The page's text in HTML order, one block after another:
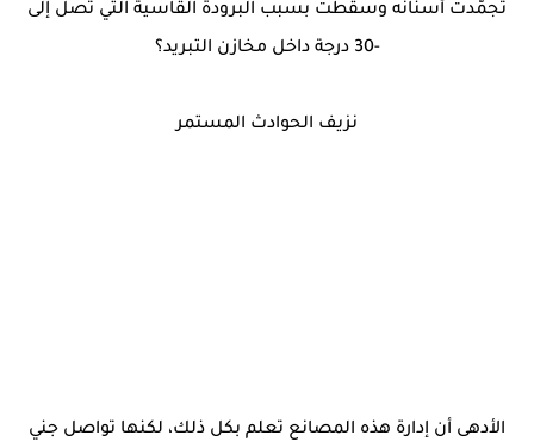
تجمّدت أسنانه وسقطت بسبب البرودة القاسية التي تصل إلى
-30 درجة داخل مخازن التبريد؟
نزيف الحوادث المستمر
الأدهى أن إدارة هذه المصانع تعلم بكل ذلك، لكنها تواصل جني